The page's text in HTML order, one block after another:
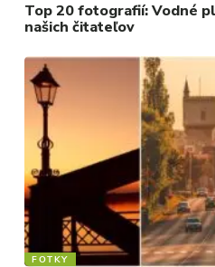
Top 20 fotografií: Vodné
našich čitateľov
FOTKY